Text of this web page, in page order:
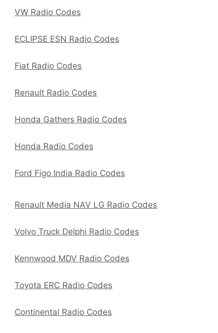
VW Radio Codes
ECLIPSE ESN Radio Codes
Fiat Radio Codes
Renault Radio Codes
Honda Gathers Radio Codes
Honda Radio Codes
Ford Figo India Radio Codes
Renault Media NAV LG Radio Codes
Volvo Truck Delphi Radio Codes
Kennwood MDV Radio Codes
Toyota ERC Radio Codes
Continental Radio Codes